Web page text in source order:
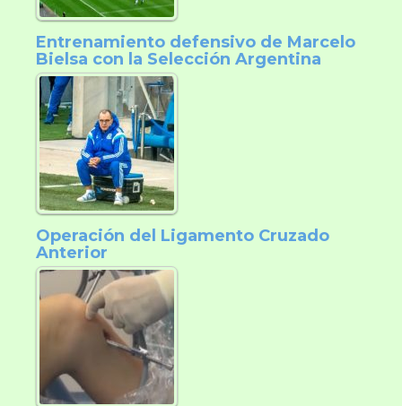
Entrenamiento defensivo de Marcelo
Bielsa con la Selección Argentina
Operación del Ligamento Cruzado
Anterior